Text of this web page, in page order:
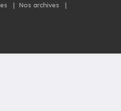
| Nos archives
|